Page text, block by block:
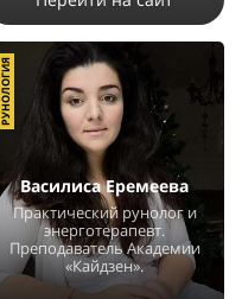
Василиса Еремеева
Практический рунолог и
энерготерапевт.
Преподаватель Академии
«Кайдзен».
РУНОЛОГИЯ